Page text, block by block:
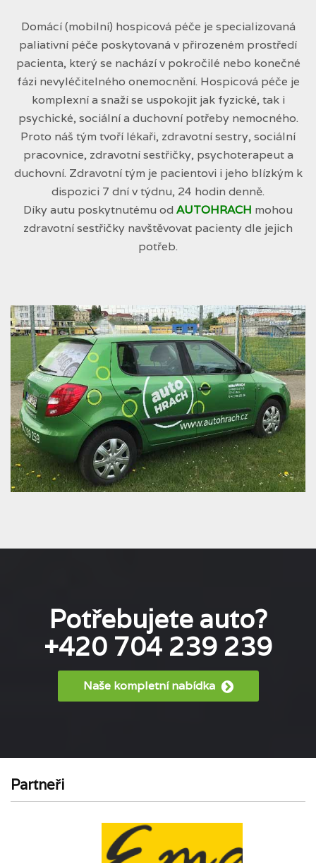
Domácí (mobilní) hospicová péče je specializovaná
paliativní péče poskytovaná v přirozeném prostředí
pacienta, který se nachází v pokročilé nebo konečné
fázi nevyléčitelného onemocnění. Hospicová péče je
komplexní a snaží se uspokojit jak fyzické, tak i
psychické, sociální a duchovní potřeby nemocného.
Proto náš tým tvoří lékaři, zdravotní sestry, sociální
pracovnice, zdravotní sestřičky, psychoterapeut a
duchovní. Zdravotní tým je pacientovi i jeho blízkým k
dispozici 7 dní v týdnu, 24 hodin denně.
Díky autu poskytnutému od AUTOHRACH mohou
zdravotní sestřičky navštěvovat pacienty dle jejich
potřeb.
Potřebujete auto?
+420 704 239 239
Naše kompletní nabídka
Partneři